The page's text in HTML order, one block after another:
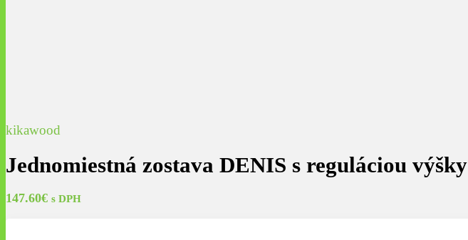
kikawood
Jednomiestná zostava DENIS s reguláciou výšky
147.60€ s DPH